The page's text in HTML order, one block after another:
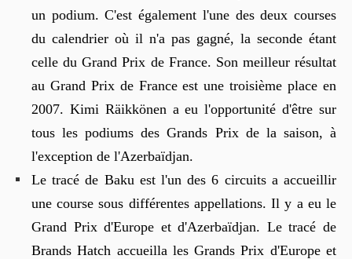
un podium. C'est également l'une des deux courses
du calendrier où il n'a pas gagné, la seconde étant
celle du Grand Prix de France. Son meilleur résultat
au Grand Prix de France est une troisième place en
2007. Kimi Räikkönen a eu l'opportunité d'être sur
tous les podiums des Grands Prix de la saison, à
l'exception de l'Azerbaïdjan.
Le tracé de Baku est l'un des 6 circuits a accueillir
une course sous différentes appellations. Il y a eu le
Grand Prix d'Europe et d'Azerbaïdjan. Le tracé de
Brands Hatch accueilla les Grands Prix d'Europe et